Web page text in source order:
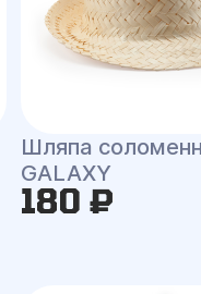
Шляпа
GALAXY
180 ₽